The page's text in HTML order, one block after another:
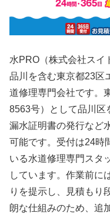
水PRO（株式会社スイ
品川を含む東京都23区
道修理専門会社です。
8563号）として品川区
漏水証明書の発行など
可能です。受付は24時
いる水道修理専門スタ
しています。作業前に
りを提示し、見積もり
朗な仕組みのため、追